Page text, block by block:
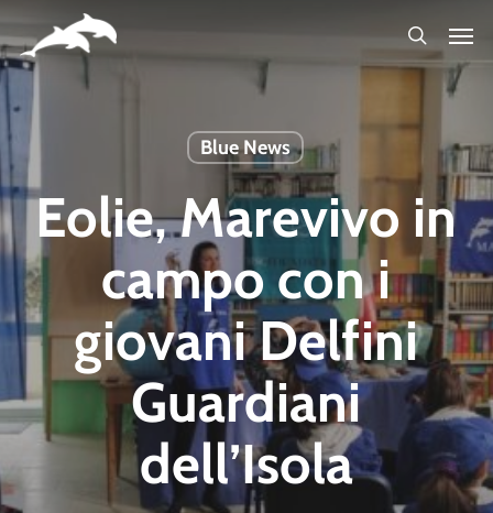
to
main
Blue News
Eolie, Marevivo in
campo con i
giovani Delfini
Guardiani
dell’Isola